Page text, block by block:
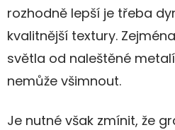
rozhodně lepší je třeba
kvalitnější textury.
světla od naleštěné
nemůže všimnout.
Je nutné však zmínit, že